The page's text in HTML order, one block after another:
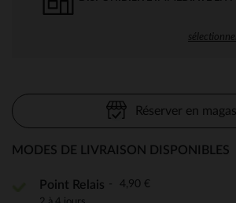
Réserver en
MODES DE LIVRAISON DISPONIBLES
Point Relais 4,90 €
2 à 4 jours